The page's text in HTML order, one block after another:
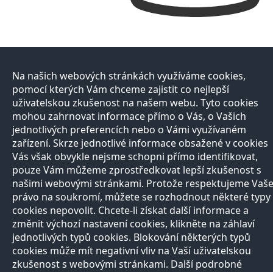
Na našich webových stránkách využíváme cookies,
pomocí kterých Vám chceme zajistit co nejlepší
uživatelskou zkušenost na našem webu. Tyto cookies
mohou zahrnovat informace přímo o Vás, o Vašich
jednotlivých preferencích nebo o Vámi využívaném
zařízení. Skrze jednotlivé informace obsažené v cookies
Vás však obvykle nejsme schopni přímo identifikovat,
pouze Vám můžeme zprostředkovat lepší zkušenost s
našimi webovými stránkami. Protože respektujeme Vaše
právo na soukromí, můžete se rozhodnout některé typy
cookies nepovolit. Chcete-li získat další informace a
změnit výchozí nastavení cookies, klikněte na záhlaví
jednotlivých typů cookies. Blokování některých typů
cookies může mít negativní vliv na Vaší uživatelskou
zkušenost s webovými stránkami. Další podrobné